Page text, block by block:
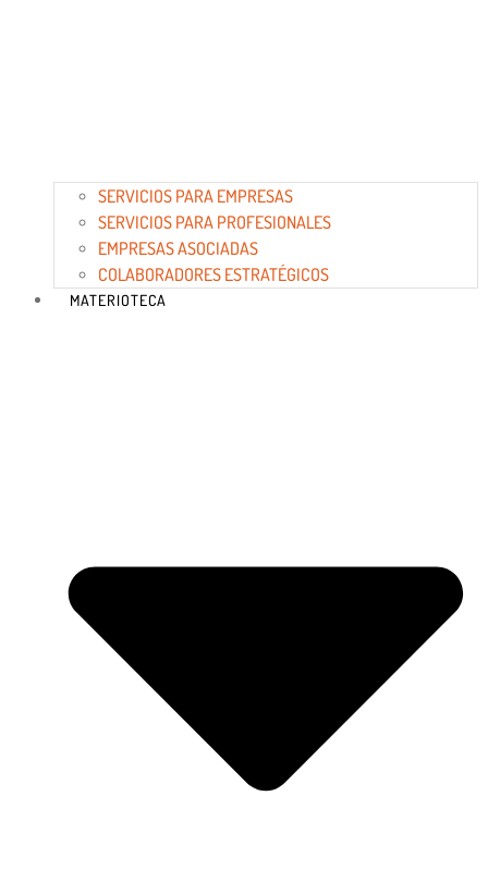
SERVICIOS PARA EMPRESAS
SERVICIOS PARA PROFESIONALES
EMPRESAS ASOCIADAS
COLABORADORES ESTRATÉGICOS
MATERIOTECA